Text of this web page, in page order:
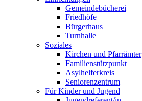
Gemeindebücherei
Friedhöfe
Bürgerhaus
Turnhalle
Soziales
Kirchen und Pfarrämter
Familienstützpunkt
Asylhelferkreis
Seniorenzentrum
Für Kinder und Jugend